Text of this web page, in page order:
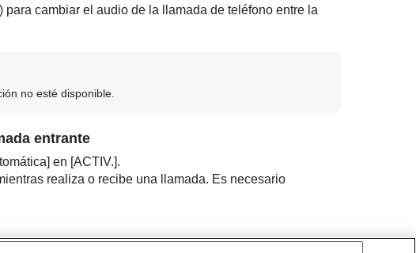
para cambiar el audio de la llamada de teléfono entre la
no esté disponible.
entrante
] en [ACTIV.].
realiza o recibe una llamada. Es necesario